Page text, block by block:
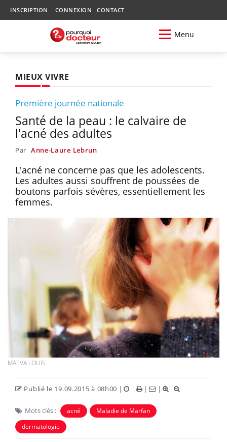
INSCRIPTION CONNEXION CONTACT
Menu
MIEUX VIVRE
Première journée nationale
Santé de la peau : le calvaire de
l'acné des adultes
Par Anne-Laure Lebrun
L'acné ne concerne pas que les adolescents.
Les adultes aussi souffrent de poussées de
boutons parfois sévères, essentiellement les
femmes.
MAEVA LOUIS
Publié le 19.09.2015 à 08h00 | | | |
Mots clés : acné
Maladie de Marfan
dermatologie